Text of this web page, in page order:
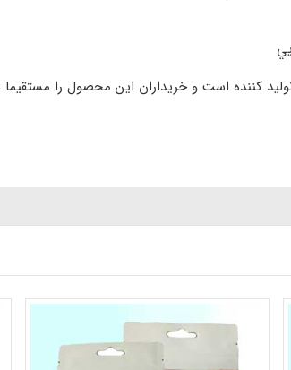
کننده است و خریداران این محصول را